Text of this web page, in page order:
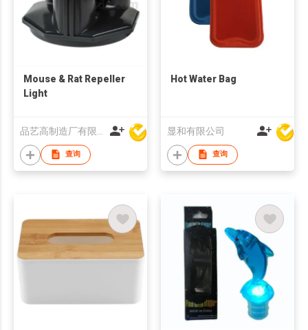
Mouse & Rat Repeller
Light
查询
Hot Water Bag
显和有限公司
查询